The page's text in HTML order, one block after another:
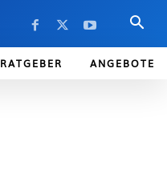
RATGEBER ANGEBOTE